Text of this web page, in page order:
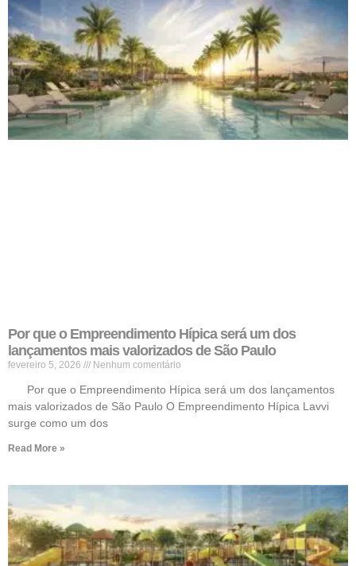
Por que o Empreendimento Hípica será um dos
lançamentos mais valorizados de São Paulo
fevereiro 5, 2026 Nenhum comentário
Por que o Empreendimento Hípica será um dos lançamentos
mais valorizados de São Paulo O Empreendimento Hípica Lavvi
surge como um dos
Read More »